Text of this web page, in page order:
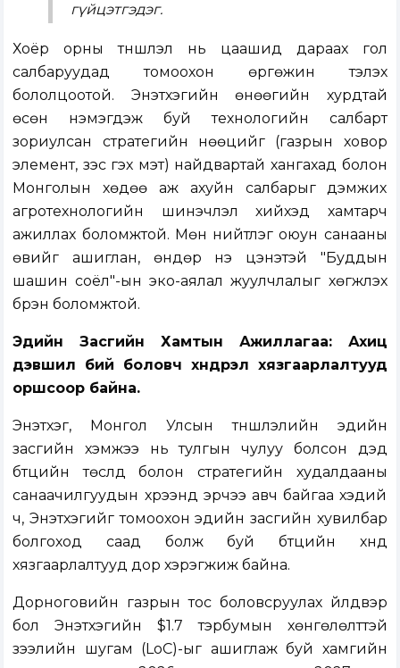
гүйцэтгэдэг.
Хоёр орны түншлэл нь цаашид дараах гол
салбаруудад томоохон өргөжин тэлэх
бололцоотой. Энэтхэгийн өнөөгийн хурдтай
өсөн нэмэгдэж буй технологийн салбарт
зориулсан стратегийн нөөцийг (газрын ховор
элемент, зэс гэх мэт) найдвартай хангахад болон
Монголын хөдөө аж ахуйн салбарыг дэмжих
агротехнологийн шинэчлэл хийхэд хамтарч
ажиллах боломжтой. Мөн нийтлэг оюун санааны
өвийг ашиглан, өндөр үнэ цэнэтэй "Буддын
шашин соёл"-ын эко-аялал жуулчлалыг хөгжүүлэх
бүрэн боломжтой.
Эдийн Засгийн Хамтын Ажиллагаа: Ахиц
дэвшил бий боловч хүндрэл хязгаарлалтууд
оршсоор байна.
Энэтхэг, Монгол Улсын түншлэлийн эдийн
засгийн хэмжээ нь тулгын чулуу болсон дэд
бүтцийн төслүүд болон стратегийн худалдааны
санаачилгуудын хүрээнд эрчээ авч байгаа хэдий
ч, Энэтхэгийг томоохон эдийн засгийн хувилбар
болгоход саад болж буй бүтцийн хүнд
хязгаарлалтууд дор хэрэгжиж байна.
Дорноговийн газрын тос боловсруулах үйлдвэр
бол Энэтхэгийн $1.7 тэрбумын хөнгөлөлттэй
зээлийн шугам (LoC)-ыг ашиглаж буй хамгийн